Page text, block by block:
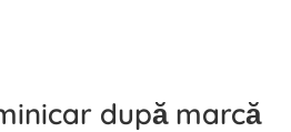
după marcă